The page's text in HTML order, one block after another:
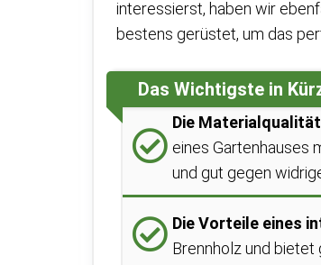
interessierst, haben wir
bestens gerüstet, um das
Das Wichtigste in
Die
eines Gartenhauses
und gut gegen
Die Vorteile eines
Brennholz und